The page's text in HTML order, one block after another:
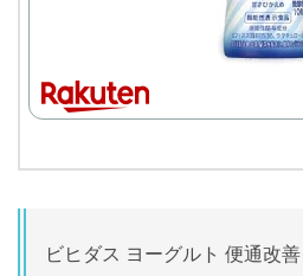
ビヒダス ヨーグルト 便通改